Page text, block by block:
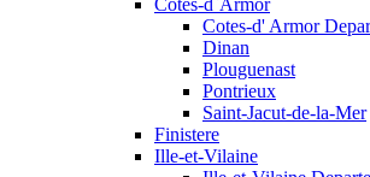
Cotes-d`Armor
Cotes-d' Armor
Dinan
Plouguenast
Pontrieux
Saint-Jacut-de-la-Mer
Finistere
Ille-et-Vilaine